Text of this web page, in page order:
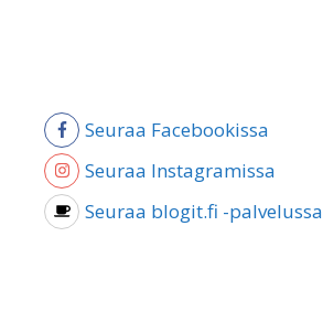
Seuraa Facebookissa
Seuraa Instagramissa
Seuraa blogit.fi -palvelussa